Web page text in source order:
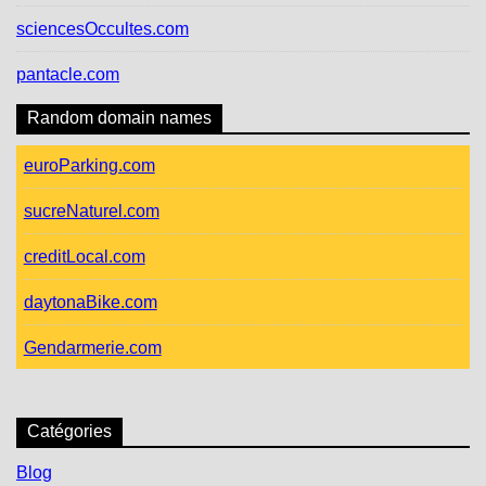
sciencesOccultes.com
pantacle.com
Random domain names
euroParking.com
sucreNaturel.com
creditLocal.com
daytonaBike.com
Gendarmerie.com
Catégories
Blog